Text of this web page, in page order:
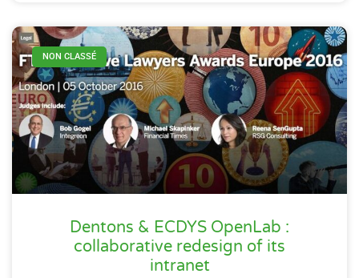
NON CLASSÉ
Dentons & ECDYS OpenLab :
collaborative redesign of its
intranet